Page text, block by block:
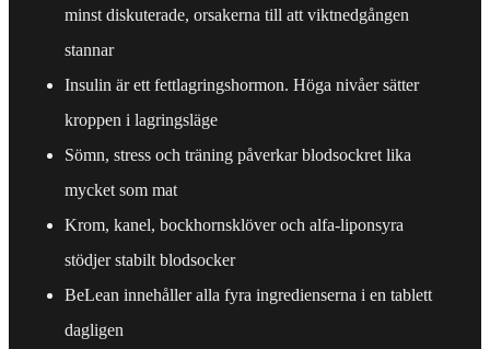
minst diskuterade, orsakerna till att viktnedgången
stannar
Insulin är ett fettlagringshormon. Höga nivåer sätter
kroppen i lagringsläge
Sömn, stress och träning påverkar blodsockret lika
mycket som mat
Krom, kanel, bockhornsklöver och alfa-liponsyra
stödjer stabilt blodsocker
BeLean innehåller alla fyra ingredienserna i en tablett
dagligen